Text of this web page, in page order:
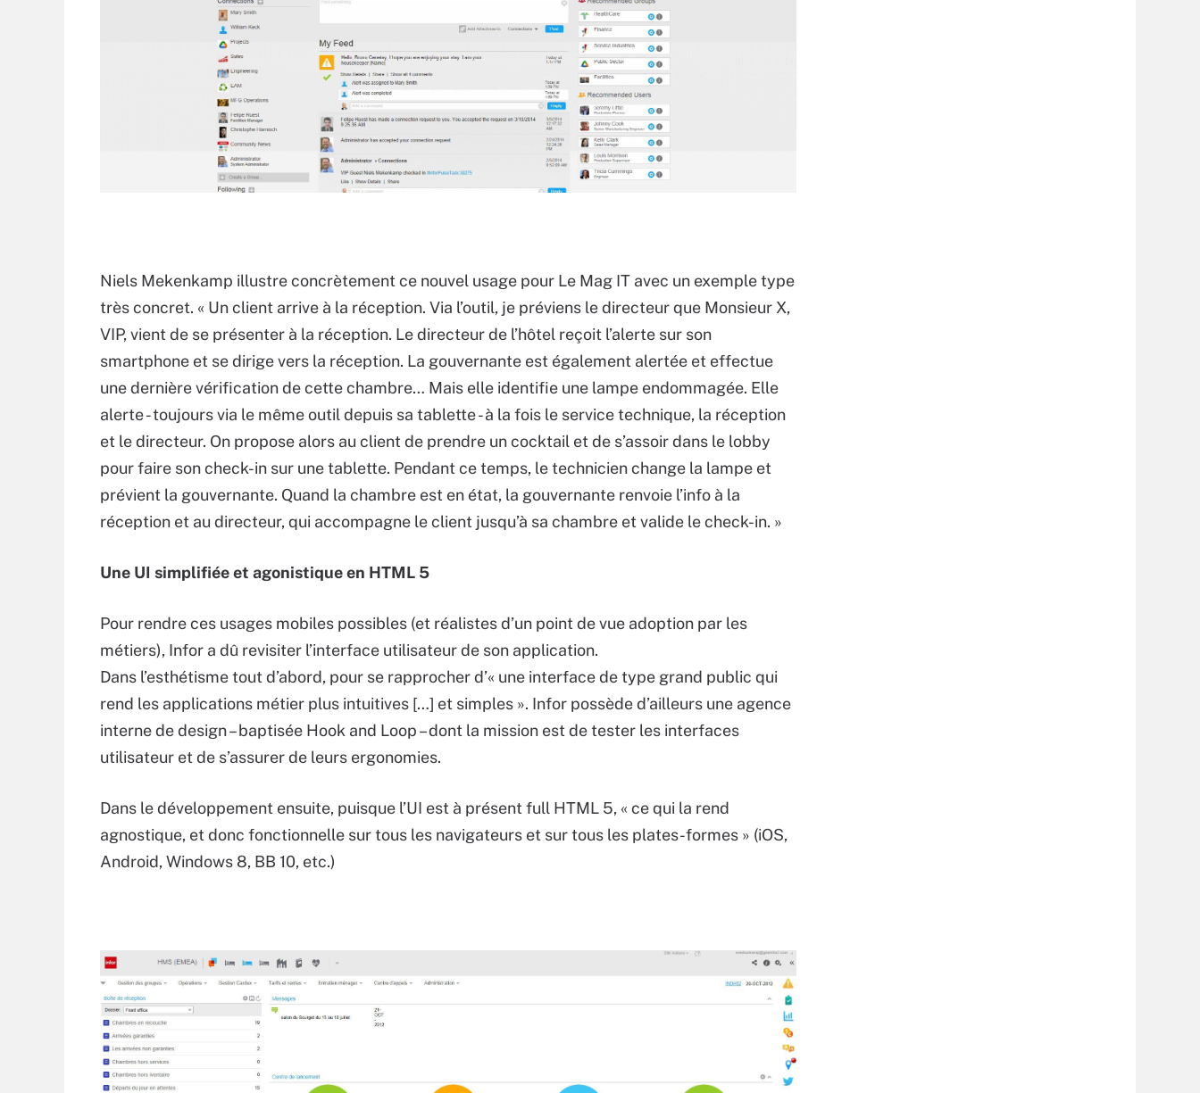
Niels Mekenkamp illustre concrètement ce nouvel usage pour Le Mag IT avec un exemple type
très concret. « Un client arrive à la réception. Via l’outil, je préviens le directeur que Monsieur X,
VIP, vient de se présenter à la réception. Le directeur de l’hôtel reçoit l’alerte sur son
smartphone et se dirige vers la réception. La gouvernante est également alertée et effectue
une dernière vérification de cette chambre… Mais elle identifie une lampe endommagée. Elle
alerte - toujours via le même outil depuis sa tablette - à la fois le service technique, la réception
et le directeur. On propose alors au client de prendre un cocktail et de s’assoir dans le lobby
pour faire son check-in sur une tablette. Pendant ce temps, le technicien change la lampe et
prévient la gouvernante. Quand la chambre est en état, la gouvernante renvoie l’info à la
réception et au directeur, qui accompagne le client jusqu’à sa chambre et valide le check-in. »
Une UI simplifiée et agonistique en HTML 5
Pour rendre ces usages mobiles possibles (et réalistes d’un point de vue adoption par les
métiers), Infor a dû revisiter l’interface utilisateur de son application.
Dans l’esthétisme tout d’abord, pour se rapprocher d’« une interface de type grand public qui
rend les applications métier plus intuitives […] et simples ». Infor possède d’ailleurs une agence
interne de design – baptisée Hook and Loop – dont la mission est de tester les interfaces
utilisateur et de s’assurer de leurs ergonomies.
Dans le développement ensuite, puisque l’UI est à présent full HTML 5, « ce qui la rend
agnostique, et donc fonctionnelle sur tous les navigateurs et sur tous les plates-formes » (iOS,
Android, Windows 8, BB 10, etc.)